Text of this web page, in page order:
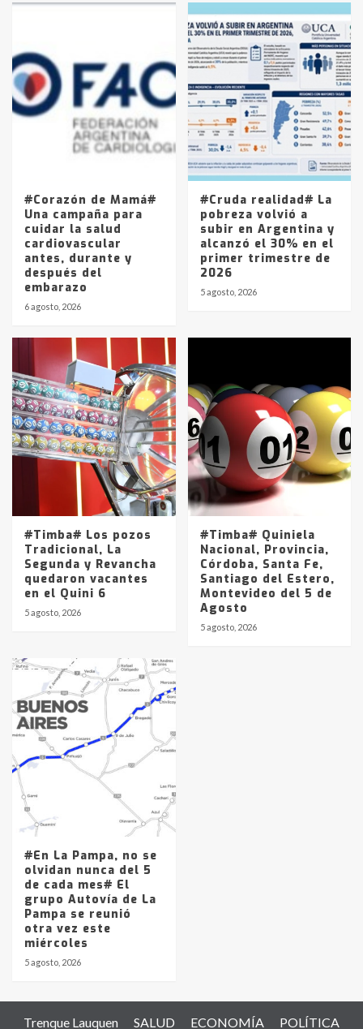
3
4
Accidente en Ruta 5: falleció un
joven de Trenque Lauquen
Los precios de los combustibles en
La Pampa, desde YPF hasta Axion
entre 857 a 1338 pesos
#Corazón de Mamá#
Una campaña para
cuidar la salud
cardiovascular
antes, durante y
después del
embarazo
6 agosto, 2026
#Cruda realidad# La
pobreza volvió a
subir en Argentina y
alcanzó el 30% en el
primer trimestre de
2026
5 agosto, 2026
#Timba# Los pozos
Tradicional, La
Segunda y Revancha
quedaron vacantes
en el Quini 6
5 agosto, 2026
#Timba# Quiniela
Nacional, Provincia,
Córdoba, Santa Fe,
Santiago del Estero,
Montevideo del 5 de
Agosto
5 agosto, 2026
#En La Pampa, no se
olvidan nunca del 5
de cada mes# El
grupo Autovía de La
Pampa se reunió
otra vez este
miércoles
5 agosto, 2026
Trenque Lauquen SALUD ECONOMÍA POLÍTICA